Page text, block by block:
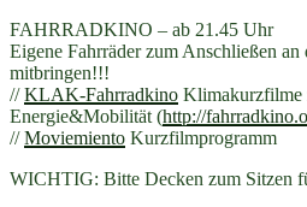
FAHRRADKINO – ab 21.45 Uhr
Eigene Fahrräder zum Anschließen an
mitbringen!!!
//KLAK-Fahrradkino Klimakurzfilme
Energie&Mobilität (http://
//Moviemiento Kurzfilmprogramm
WICHTIG: Bitte Decken zum Sitzen